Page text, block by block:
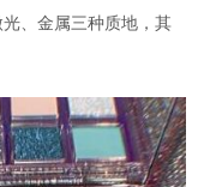
、金属三种质地，其